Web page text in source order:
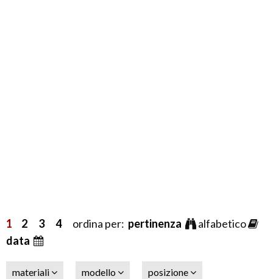
1 2 3 4ordina per: pertinenza
alfabetico
data
materiali modello
posizione